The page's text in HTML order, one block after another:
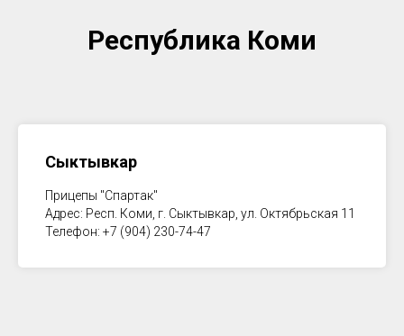
Республика Коми
Сыктывкар
Прицепы "Спартак"
Адрес: Респ. Коми, г. Сыктывкар, ул. Октябрьская 11
Телефон: +7 (904) 230-74-47